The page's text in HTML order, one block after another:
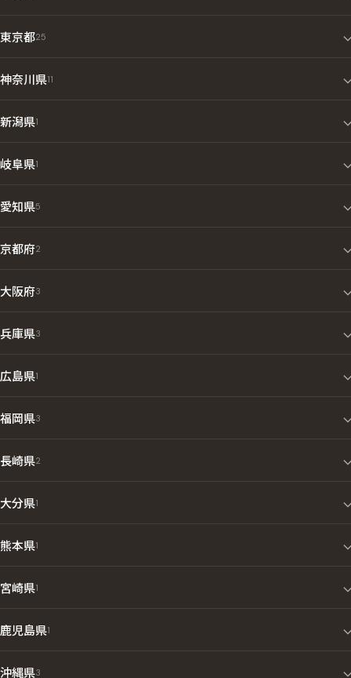
東京都25
神奈川県11
新潟県1
岐阜県1
愛知県5
京都府2
大阪府3
兵庫県3
広島県1
福岡県3
長崎県2
大分県1
熊本県1
宮崎県1
鹿児島県1
沖縄県3